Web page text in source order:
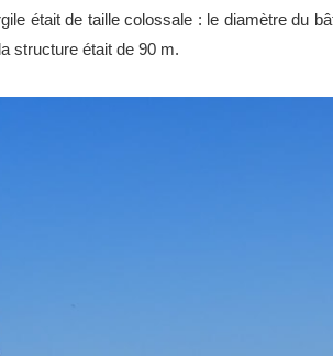
était de taille colossale : le diamètre du
structure était de 90 m.